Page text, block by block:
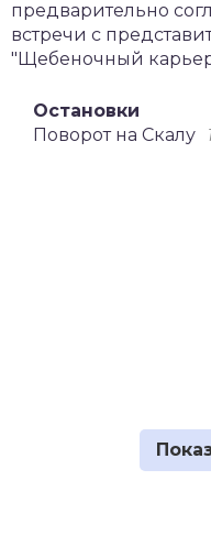
предварительно
встречи с
"Щебеночный карьер
Остановки
Поворот на Скалу